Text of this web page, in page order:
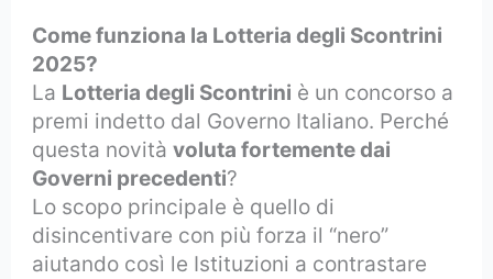
Come funziona la Lotteria degli Scontrini
2025?
La Lotteria degli Scontrini è un concorso a
premi indetto dal Governo Italiano. Perché
questa novitàvoluta fortemente dai
Governi precedenti?
Lo scopo principale è quello di
disincentivare con più forza il “nero”
aiutando così le Istituzioni a contrastare